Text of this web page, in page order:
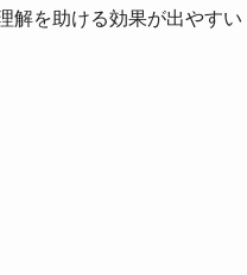
解を助ける効果が出やすい